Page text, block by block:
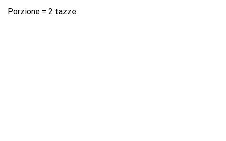
Porzione = 2 tazze